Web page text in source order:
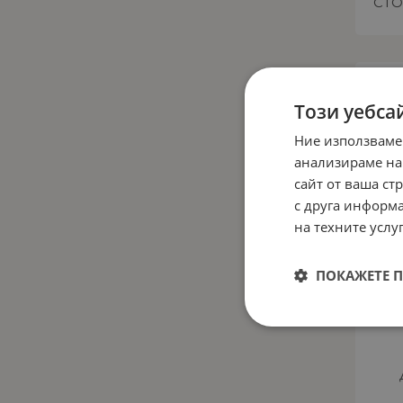
Този
Ние
анализираме
сайт от ваша
с друга
на техните
ПОКАЖЕТЕ